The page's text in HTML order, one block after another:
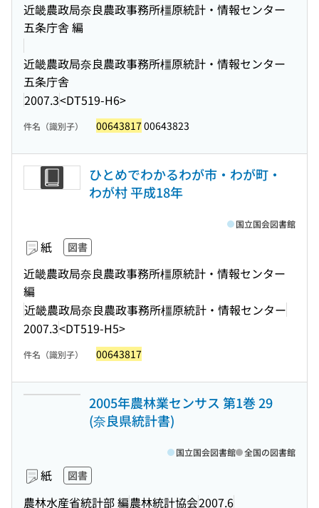
近畿農政局奈良農政事務所橿原統計・情報センター
五条庁舎 編
近畿農政局奈良農政事務所橿原統計・情報センター
五条庁舎
2007.3<DT519-H6>
件名（識別子） 00643817 00643823
ひとめでわかるわが市・わが町・
わが村 平成18年
紙 図書
近畿農政局奈良農政事務所橿原統計・情報センター
編
近畿農政局奈良農政事務所橿原統計・情報センター
2007.3<DT519-H5>
国立国会図書館
件名（識別子） 00643817
2005年農林業センサス 第1巻 29
(奈良県統計書)
紙 図書
農林水産省統計部 編農林統計協会2007.6
国立国会図書館 全国の図書館